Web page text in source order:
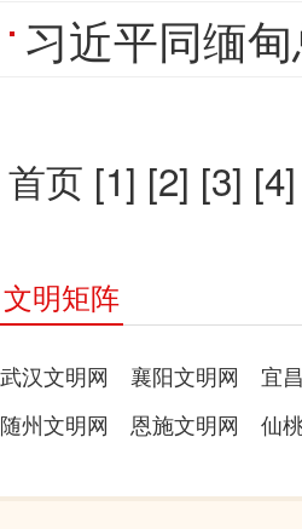
习近平同缅
首页 [1] [2] [3] [4]
文明矩阵
武汉文明网 襄阳文明网 宜
随州文明网
恩施文明网 仙